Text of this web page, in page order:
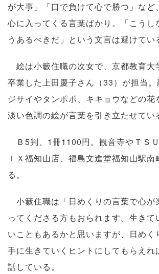
が大事」「口で負けて心で勝つ」など
心に入ってくる言葉ばかり。「こうし
うあるべきだ」という文言は避けてい
絵は小籔住職の次女で、京都教育大
卒業した上田慶子さん（33）が担当
ジサイやタンポポ、キキョウなどの花
淡い色調の絵が言葉を引き立たせてい
Ｂ5判、1冊1100円。観音寺やＴＳ
ＩＸ福知山店、福島文進堂福知山駅
る。
小籔住職は「日めくりの言葉で心が
ってくださる方もおられます。生きて
いこともあるかと思いますが、日めく
手に生きていくヒントにしてもらえれ
話している。